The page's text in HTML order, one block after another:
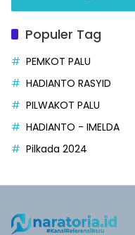
Populer Tag
PEMKOT PALU
HADIANTO RASYID
PILWAKOT PALU
HADIANTO - IMELDA
Pilkada 2024